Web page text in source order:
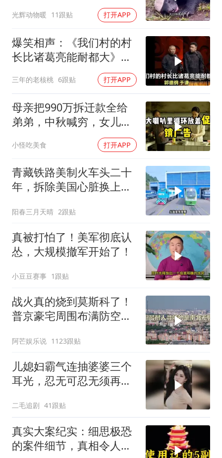
光辉动物暖 11跟贴 打开APP
爆笑相声：《我们村的村
长比诸葛亮能耐都大》郭
三年的老核桃 6跟贴 打开APP
母亲把990万拆迁款全给
弟弟，中秋喊穷，女儿笑
怼：你的钱又没给我
小怪吃美食 打开APP
青藏铁路美制火车头二十
年，拆除美国心脏换上绿
阳春三月天晴 2跟贴
真被打怕了！美军彻底认
怂，大规模撤军开始了！
小豆豆赛事 1跟贴
战火真的烧到莫斯科了！
普京豪宅周围布满防空
阿芒娱乐说 1123跟贴
儿媳妇霸气连抽婆婆三个
耳光，忍无可忍无须再
二毛追剧 41跟贴
真实大案纪实：细思极恐
的案件细节，真相令人脊